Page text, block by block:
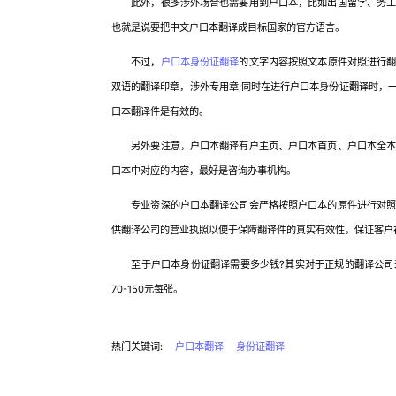
也就是说要把中文户口本翻译成目标国家的官方语言。
不过， 户口本身份证翻译的文字内容按照文本原件对照进行
双语的翻译印章，涉外专用章;同时在进行户口本身份证翻译时
口本翻译件是有效的。
另外要注意，户口本翻译有户主页、户口本首页、户口本全
口本中对应的内容，最好是咨询办事机构。
专业资深的户口本翻译公司会严格按照户口本的原件进行对
供翻译公司的营业执照以便于保障翻译件的真实有效性，保证客
至于户口本身份证翻译需要多少钱?其实对于正规的翻译公司
70-150元每张。
热门关键词: 户口本翻译 身份证翻译